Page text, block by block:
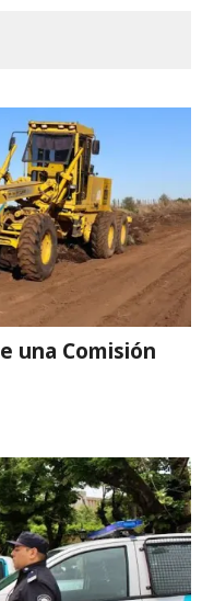
una Comisión